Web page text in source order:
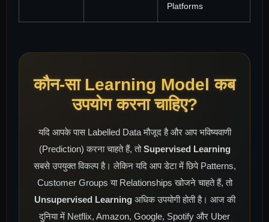
Platforms
कौन-सा Learning Model कब
उपयोग करना चाहिए?
यदि आपके पास Labelled Data मौजूद है और आप भविष्यवाणी
(Prediction) करना चाहते हैं, तोSupervised Learning
सबसे उपयुक्त विकल्प है। लेकिन यदि आप डेटा में छिपे Patterns,
Customer Groups या Relationships खोजने चाहते हैं, तो
Unsupervised Learningअधिक उपयोगी होती है। आज की
दुनिया में Netflix, Amazon, Google, Spotify और Uber